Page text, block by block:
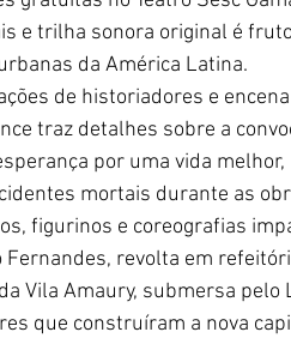
e trilha sonora original é
da América Latina.
de historiadores e
traz detalhes sobre a
por uma vida
mortais durante as
figurinos e coreografias
Fernandes, revolta em
Vila Amaury, submersa
que construíram a nova